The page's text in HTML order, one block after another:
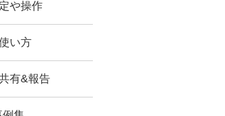
や操作
い方
有&報告